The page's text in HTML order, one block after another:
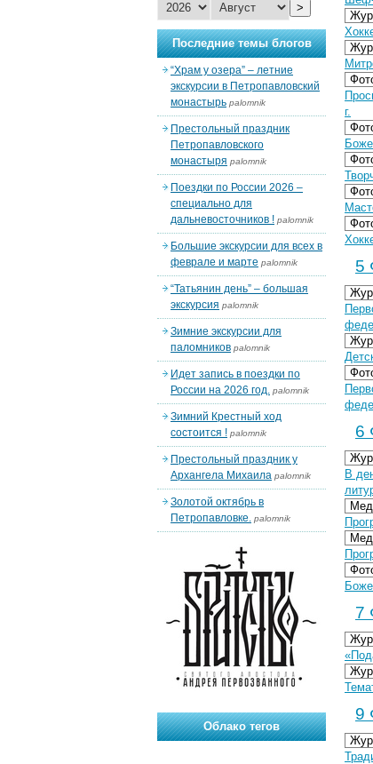
г.
5
6
В
7
9
>
Последние темы блогов
“Храм у озера” – летние
экскурсии в Петропавловский
монастырь palomnik
Престольный праздник
Петропавловского
монастыря palomnik
Поездки по России 2026 –
специально для
дальневосточников ! palomnik
Большие экскурсии для всех в
феврале и марте palomnik
“Татьянин день” – большая
экскурсия palomnik
Зимние экскурсии для
паломников palomnik
Идет запись в поездки по
России на 2026 год. palomnik
Зимний Крестный ход
состоится ! palomnik
Престольный праздник у
Архангела Михаила palomnik
Золотой октябрь в
Петропавловке. palomnik
Облако тегов